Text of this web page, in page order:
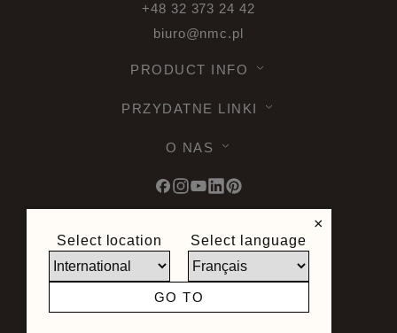
+48 32 373 24 42
biuro@nmc.pl
PRODUCT INFO
PRZYDATNE LINKI
O NAS
© 2026 Noel & Marquet. Wszelkie prawa
zastrzeżone -Ochrona danych RODO -
Warunki używania -Ograniczenie
odpowiedzialności -
Strona stworzona przez
×
Select location Select language
GO TO